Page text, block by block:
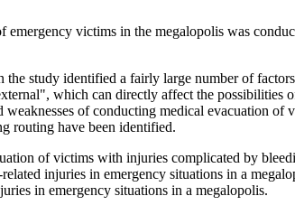
emergency victims in the megalopolis was
the study identified a fairly large number of
which can directly affect the possibilities
of conducting medical evacuation
routing have been identified.
of victims with injuries complicated by
injuries in emergency situations in a
in emergency situations in a megalopolis.